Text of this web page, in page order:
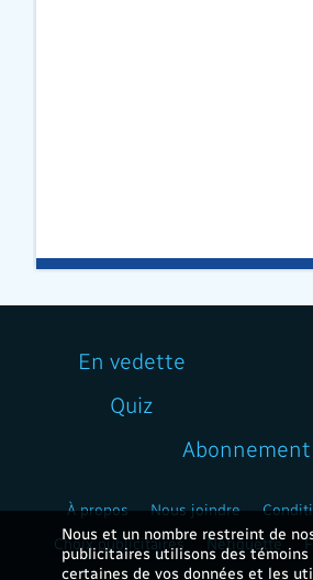
Nous et un nombre restreint de
publicitaires utilisons des
certaines de vos données et les
En vedette
Quiz
Abonnement
À propos Nous joindre
Choix publicitaires
Nétiquette